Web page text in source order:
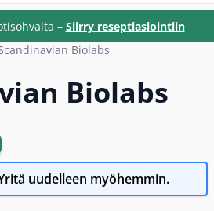
– Siirry reseptiasiointiin
Biolabs
Biolabs
uudelleen myöhemmin.